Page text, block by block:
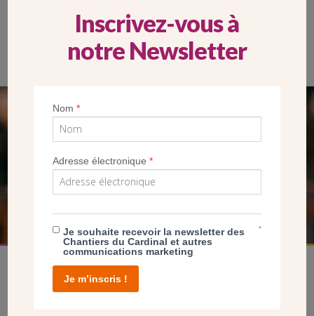
SEUL VOTRE DON
NOUS PERMET D’AGIR
FAIRE UN DON
Inscrivez-vous à
notre Newsletter
Nom*
Adresse électronique*
Je souhaite recevoir la newsletter des
Chantiers du Cardinal et autres
communications marketing
*
Je m’inscris !